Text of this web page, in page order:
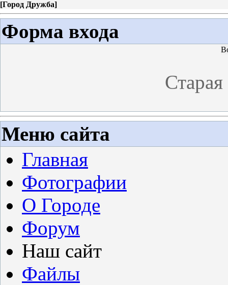
[Город Дружба]
Форма входа
Меню сайта
Главная
Фотографии
О Городе
Форум
Наш сайт
Файлы